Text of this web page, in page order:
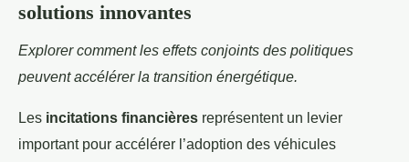
solutions innovantes
Explorer comment les effets conjoints des politiques
peuvent accélérer la transition énergétique.
Les incitations financières représentent un levier
important pour accélérer l’adoption des véhicules